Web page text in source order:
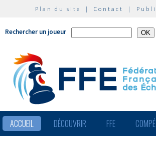
Plan du site | Contact |
Rechercher un joueur
ACCUEIL DÉCOUVRIR FFE